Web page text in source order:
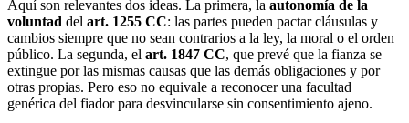
Aquí son relevantes dos ideas. La primera, la autonomía de la
voluntad del art. 1255 CC: las partes pueden pactar cláusulas y
cambios siempre que no sean contrarios a la ley, la moral o el orden
público. La segunda, el art. 1847 CC, que prevé que la fianza se
extingue por las mismas causas que las demás obligaciones y por
otras propias. Pero eso no equivale a reconocer una facultad
genérica del fiador para desvincularse sin consentimiento ajeno.